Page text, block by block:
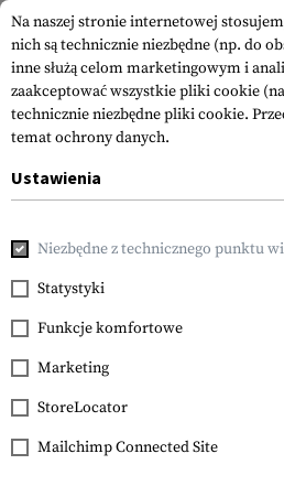
Warrior
Single Open Mag
HK417
Na naszej stronie internetowej
nich są technicznie niezbędne (np. do
inne służą celom marketingowym i
zaakceptować wszystkie pliki cookie
technicznie niezbędne pliki cookie.
temat ochrony danych.
Ustawienia
Niezbędne z technicznego punktu
Statystyki
Funkcje komfortowe
Marketing
StoreLocator
Mailchimp Connected Site